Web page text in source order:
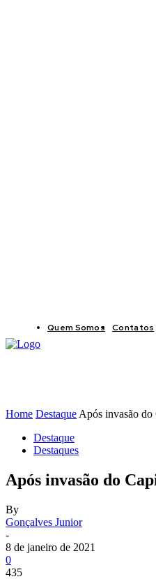
Quem Somos Contatos
Home Destaque Após invasão
Destaque
Destaques
Após invasão do
By
Gonçalves Junior
-
8 de janeiro de 2021
0
435